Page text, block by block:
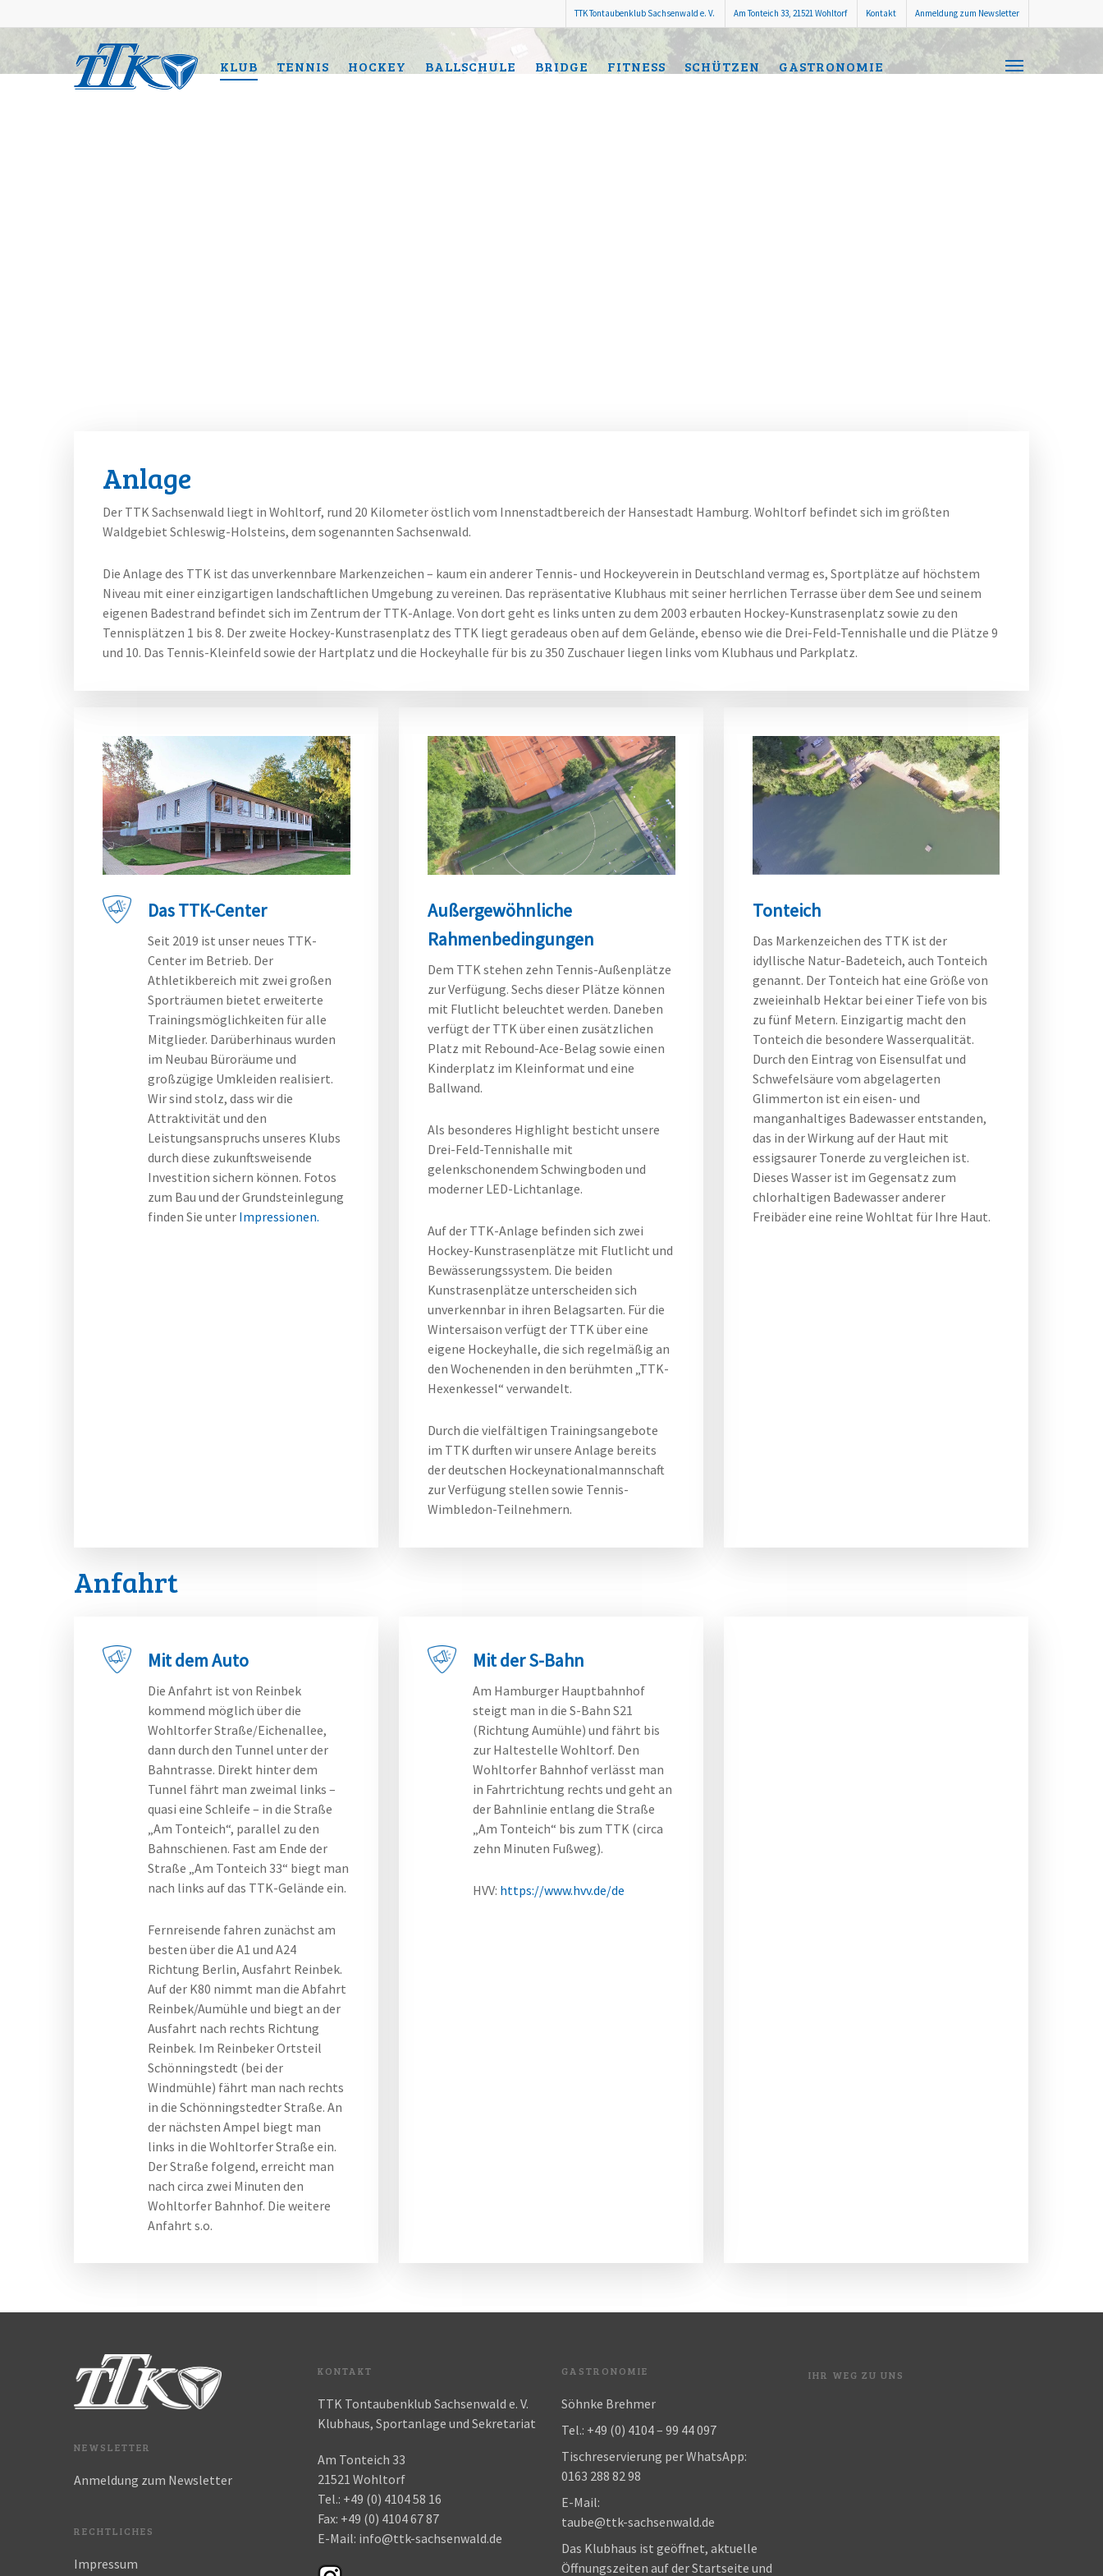
TTK Tontaubenklub Sachsenwald e. V. Am Tonteich 33, 21521 Wohltorf Kontakt Anmeldung zum Newsletter
KLUB TENNIS HOCKEY BALLSCHULE BRIDGE FITNESS SCHÜTZEN GASTRONOMIE
Anlage
Der TTK Sachsenwald liegt in Wohltorf, rund 20 Kilometer östlich vom Innenstadtbereich der Hansestadt Hamburg. Wohltorf befindet sich im größten
Waldgebiet Schleswig-Holsteins, dem sogenannten Sachsenwald.
Die Anlage des TTK ist das unverkennbare Markenzeichen – kaum ein anderer Tennis- und Hockeyverein in Deutschland vermag es, Sportplätze auf höchstem
Niveau mit einer einzigartigen landschaftlichen Umgebung zu vereinen. Das repräsentative Klubhaus mit seiner herrlichen Terrasse über dem See und seinem
eigenen Badestrand befindet sich im Zentrum der TTK-Anlage. Von dort geht es links unten zu dem 2003 erbauten Hockey-Kunstrasenplatz sowie zu den
Tennisplätzen 1 bis 8. Der zweite Hockey-Kunstrasenplatz des TTK liegt geradeaus oben auf dem Gelände, ebenso wie die Drei-Feld-Tennishalle und die Plätze 9
und 10. Das Tennis-Kleinfeld sowie der Hartplatz und die Hockeyhalle für bis zu 350 Zuschauer liegen links vom Klubhaus und Parkplatz.
Das TTK-Center
Seit 2019 ist unser neues TTK-
Center im Betrieb. Der
Athletikbereich mit zwei großen
Sporträumen bietet erweiterte
Trainingsmöglichkeiten für alle
Mitglieder. Darüberhinaus wurden
im Neubau Büroräume und
großzügige Umkleiden realisiert.
Wir sind stolz, dass wir die
Attraktivität und den
Leistungsanspruchs unseres Klubs
durch diese zukunftsweisende
Investition sichern können. Fotos
zum Bau und der Grundsteinlegung
finden Sie unter Impressionen.
Außergewöhnliche
Rahmenbedingungen
Dem TTK stehen zehn Tennis-Außenplätze
zur Verfügung. Sechs dieser Plätze können
mit Flutlicht beleuchtet werden. Daneben
verfügt der TTK über einen zusätzlichen
Platz mit Rebound-Ace-Belag sowie einen
Kinderplatz im Kleinformat und eine
Ballwand.
Als besonderes Highlight besticht unsere
Drei-Feld-Tennishalle mit
gelenkschonendem Schwingboden und
moderner LED-Lichtanlage.
Auf der TTK-Anlage befinden sich zwei
Hockey-Kunstrasenplätze mit Flutlicht und
Bewässerungssystem. Die beiden
Kunstrasenplätze unterscheiden sich
unverkennbar in ihren Belagsarten. Für die
Wintersaison verfügt der TTK über eine
eigene Hockeyhalle, die sich regelmäßig an
den Wochenenden in den berühmten „TTK-
Hexenkessel“ verwandelt.
Durch die vielfältigen Trainingsangebote
im TTK durften wir unsere Anlage bereits
der deutschen Hockeynationalmannschaft
zur Verfügung stellen sowie Tennis-
Wimbledon-Teilnehmern.
Tonteich
Das Markenzeichen des TTK ist der
idyllische Natur-Badeteich, auch Tonteich
genannt. Der Tonteich hat eine Größe von
zweieinhalb Hektar bei einer Tiefe von bis
zu fünf Metern. Einzigartig macht den
Tonteich die besondere Wasserqualität.
Durch den Eintrag von Eisensulfat und
Schwefelsäure vom abgelagerten
Glimmerton ist ein eisen- und
manganhaltiges Badewasser entstanden,
das in der Wirkung auf der Haut mit
essigsaurer Tonerde zu vergleichen ist.
Dieses Wasser ist im Gegensatz zum
chlorhaltigen Badewasser anderer
Freibäder eine reine Wohltat für Ihre Haut.
Anfahrt
Mit dem Auto
Die Anfahrt ist von Reinbek
kommend möglich über die
Wohltorfer Straße/Eichenallee,
dann durch den Tunnel unter der
Bahntrasse. Direkt hinter dem
Tunnel fährt man zweimal links –
quasi eine Schleife – in die Straße
„Am Tonteich“, parallel zu den
Bahnschienen. Fast am Ende der
Straße „Am Tonteich 33“ biegt man
nach links auf das TTK-Gelände ein.
Fernreisende fahren zunächst am
besten über die A1 und A24
Richtung Berlin, Ausfahrt Reinbek.
Auf der K80 nimmt man die Abfahrt
Reinbek/Aumühle und biegt an der
Ausfahrt nach rechts Richtung
Reinbek. Im Reinbeker Ortsteil
Schönningstedt (bei der
Windmühle) fährt man nach rechts
in die Schönningstedter Straße. An
der nächsten Ampel biegt man
links in die Wohltorfer Straße ein.
Der Straße folgend, erreicht man
nach circa zwei Minuten den
Wohltorfer Bahnhof. Die weitere
Anfahrt s.o.
Mit der S-Bahn
Am Hamburger Hauptbahnhof
steigt man in die S-Bahn S21
(Richtung Aumühle) und fährt bis
zur Haltestelle Wohltorf. Den
Wohltorfer Bahnhof verlässt man
in Fahrtrichtung rechts und geht an
der Bahnlinie entlang die Straße
„Am Tonteich“ bis zum TTK (circa
zehn Minuten Fußweg).
HVV: https://www.hvv.de/de
NEWSLETTER
Anmeldung zum Newsletter
RECHTLICHES
Impressum
KONTAKT
TTK Tontaubenklub Sachsenwald e. V.
Klubhaus, Sportanlage und Sekretariat
Am Tonteich 33
21521 Wohltorf
Tel.: +49 (0) 4104 58 16
Fax: +49 (0) 4104 67 87
E-Mail: info@ttk-sachsenwald.de
GASTRONOMIE
Söhnke Brehmer
Tel.: +49 (0) 4104 – 99 44 097
Tischreservierung per WhatsApp:
0163 288 82 98
E-Mail:
taube@ttk-sachsenwald.de
Das Klubhaus ist geöffnet, aktuelle
Öffnungszeiten auf der Startseite und
IHR WEG ZU UNS